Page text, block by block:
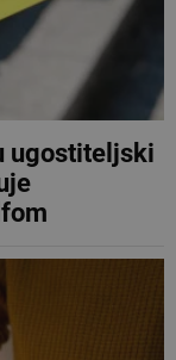
ugostiteljski